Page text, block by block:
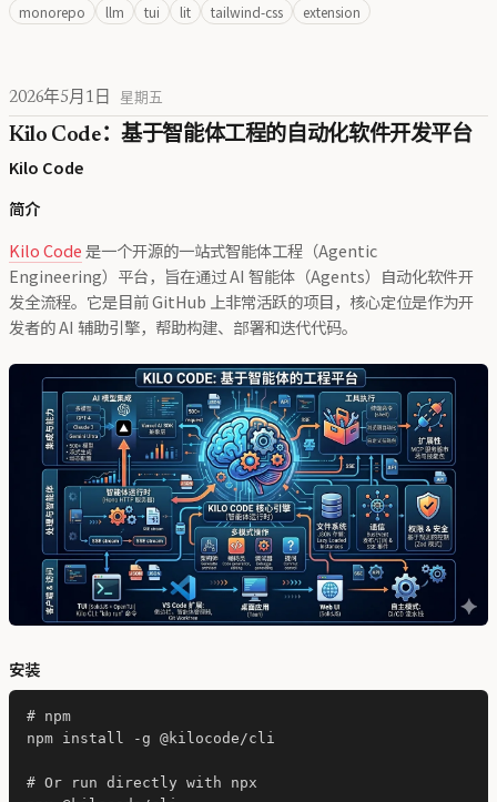
monorepo
llm tui lit tailwind-css extension
2026年5月1日 星期五
Kilo Code：基于智能体工程的自动化软件开发平台
Kilo Code
简介
Kilo Code是一个开源的一站式智能体工程（Agentic
Engineering）平台，旨在通过 AI 智能体（Agents）自动化软件开
发全流程。它是目前 GitHub 上非常活跃的项目，核心定位是作为开
发者的 AI 辅助引擎，帮助构建、部署和迭代代码。
安装
# npm
npm install -g @kilocode/cli
# Or run directly with npx